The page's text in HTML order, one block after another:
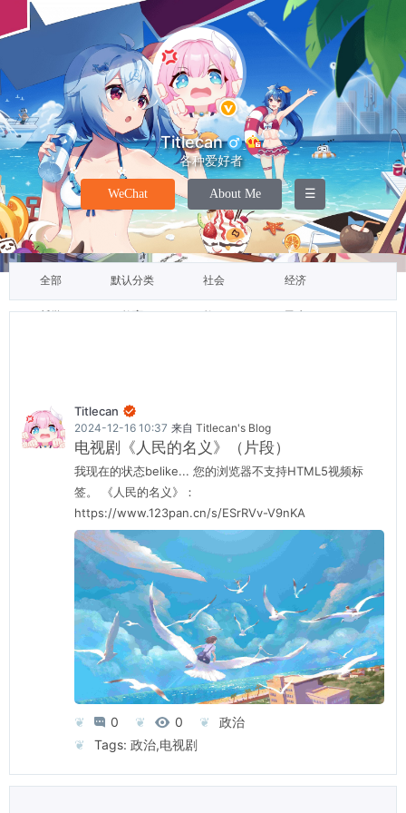
Titlecan
各种爱好者
WeChat About Me ☰
全部 默认分类 社会 经济
哲学 教育 教程 民生
Titlecan 
2024-12-16 10:37 来自 Titlecan's Blog
电视剧《人民的名义》（片段）
我现在的状态belike... 您的浏览器不支持HTML5视频标
签。 《人民的名义》：
https://www.123pan.cn/s/ESrRVv-V9nKA
 0  0
政治
Tags: 政治,电视剧